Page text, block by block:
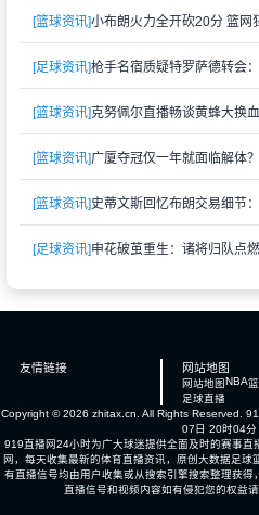
[篮球资讯]
[足球资讯]枪手名宿质疑特罗萨德转会
[篮球资讯]
[篮球资讯]
[篮球资讯]
[足球资讯]申花破茧重生：诸将归队点
友情链接 网站地图
网站地图 NBA
足球直播
Copyright © 2026 zhitax.cn. All Rights Reserved.
07日 20时04分
919直播网24小时为广大球迷提供全面及时的赛事直
网，每天收集最新的体育直播资讯，原创大数据足
有直播信号均由用户收集或从搜索引擎搜索整理获
直播信号和视频内容如有侵犯您的权益